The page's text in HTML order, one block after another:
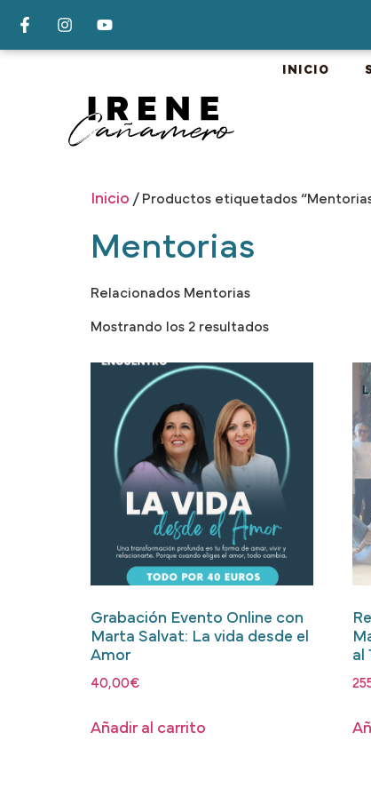
INICIO
Inicio / Productos etiquetados
Mentorias
Relacionados Mentorias
Mostrando los 2 resultados
Grabación Evento Online con
Marta Salvat: La vida desde el
Amor
40,00€
Añadir al carrito
al